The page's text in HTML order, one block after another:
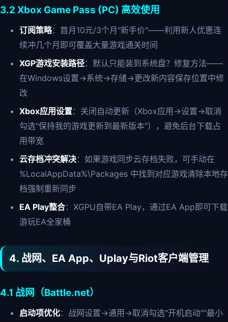
3.2 Xbox Game Pass (PC) 高效使用
订阅策略：首月10元/3个月"新手价"——利用新人优惠连
续冲几个月即可覆盖大量游戏通关时间
XGP游戏安装路径：默认只能装到系统盘？修复方法——
在Windows设置→系统→存储→更改新内容保存位置中修
改
Xbox应用设置：关闭自动更新（Xbox应用→设置→取消
勾选"保持我的游戏更新到最新版本"），避免后台下载占
用带宽
云存档冲突解决：如果游戏同步云存档失败，可手动在
%LocalAppData%\Packages 中找到对应游戏清除本地存
档强制重新同步
EA Play整合：XGPU自带EA Play，通过EA App即可下载
游玩EA全家桶
4. 战网、EA App、Uplay与Riot客户端管理
4.1 战网（Battle.net）
启动项优化：战网设置→通用→取消勾选"开机启动""最小